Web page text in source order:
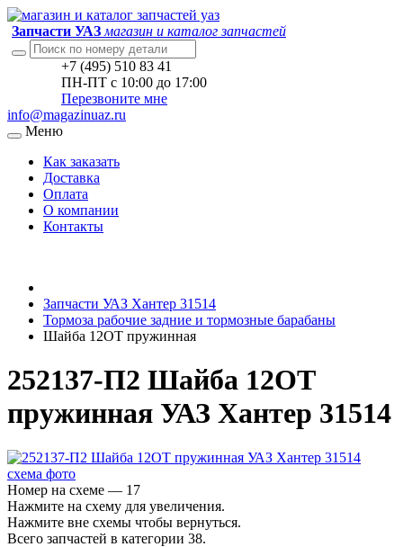
Запчасти УАЗ магазин и каталог запчастей
+7 (495) 510 83 41
ПН-ПТ с 10:00 до 17:00
Перезвоните мне
info@magazinuaz.ru
Меню
Как заказать
Доставка
Оплата
О компании
Контакты
Запчасти УАЗ Хантер 31514
Тормоза рабочие задние и тормозные барабаны
Шайба 12ОТ пружинная
252137-П2 Шайба 12ОТ
пружинная УАЗ Хантер 31514
Номер на схеме — 17
Нажмите на схему для увеличения.
Нажмите вне схемы чтобы вернуться.
Всего запчастей в категории 38.